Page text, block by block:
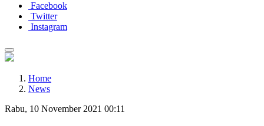
Facebook
Twitter
Instagram
Home
News
Rabu, 10 November 2021 00:11